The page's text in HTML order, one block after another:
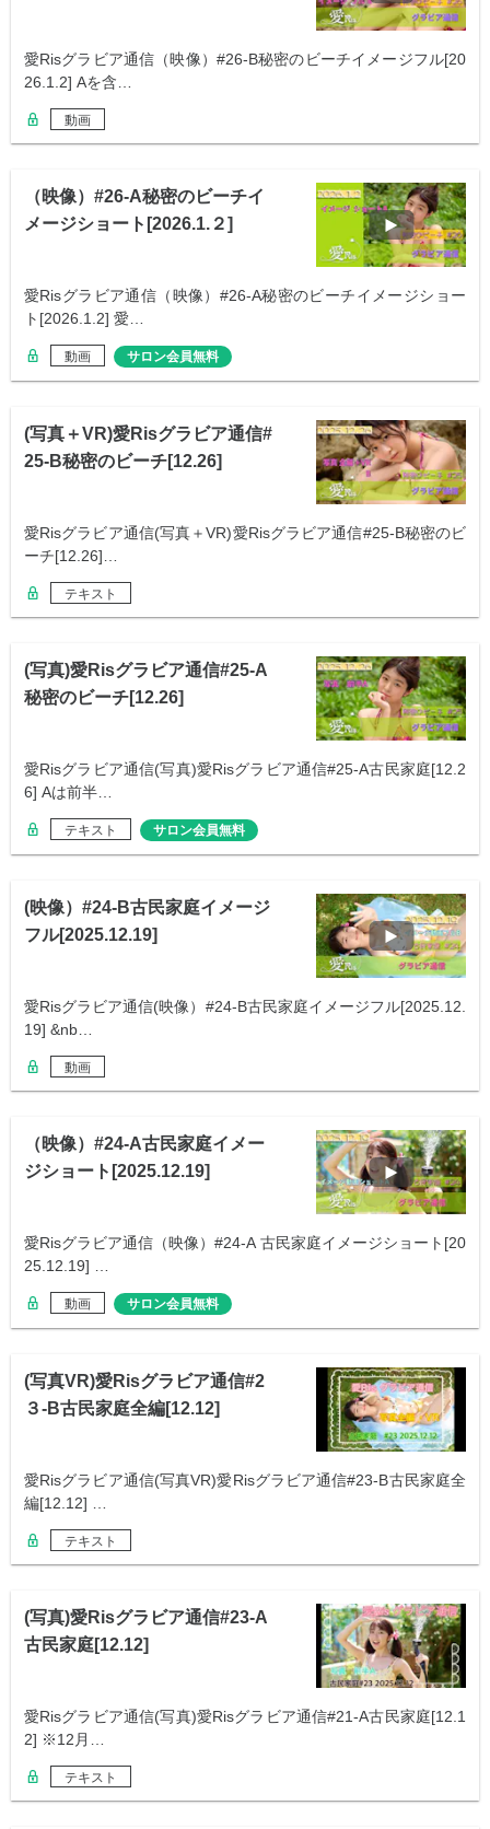
愛Risグラビア通信（映像）#26-B秘密のビーチイメージフル[20
26.1.2] Aを含…
動画
（映像）#26-A秘密のビーチイ
メージショート[2026.1.２]
愛Risグラビア通信（映像）#26-A秘密のビーチイメージショー
ト[2026.1.2] 愛…
動画 サロン会員無料
(写真＋VR)愛Risグラビア通信#
25-B秘密のビーチ[12.26]
愛Risグラビア通信(写真＋VR)愛Risグラビア通信#25-B秘密のビ
ーチ[12.26]…
テキスト
(写真)愛Risグラビア通信#25-A
秘密のビーチ[12.26]
愛Risグラビア通信(写真)愛Risグラビア通信#25-A古民家庭[12.2
6] Aは前半…
テキスト サロン会員無料
(映像）#24-B古民家庭イメージ
フル[2025.12.19]
愛Risグラビア通信(映像）#24-B古民家庭イメージフル[2025.12.
19] &nb…
動画
（映像）#24-A古民家庭イメー
ジショート[2025.12.19]
愛Risグラビア通信（映像）#24-A 古民家庭イメージショート[20
25.12.19] …
動画 サロン会員無料
(写真VR)愛Risグラビア通信#2
３-B古民家庭全編[12.12]
愛Risグラビア通信(写真VR)愛Risグラビア通信#23-B古民家庭全
編[12.12] …
テキスト
(写真)愛Risグラビア通信#23-A
古民家庭[12.12]
愛Risグラビア通信(写真)愛Risグラビア通信#21-A古民家庭[12.1
2] ※12月…
テキスト